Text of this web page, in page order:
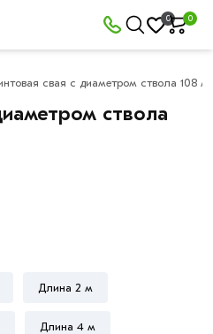
0 0
свая с диаметром ствола 108
ствола
Длина 2 м
Длина 4 м